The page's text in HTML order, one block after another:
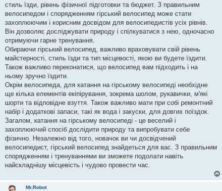
стиль їзди, рівень фізичної підготовки та бюджет. З правильним
велосипедом і спорядженням гірський велосипед може стати
захоплюючим і корисним досвідом для велосипедистів усіх рівнів.
Він дозволяє досліджувати природу і спілкуватися з нею, одночасно
отримуючи гарне тренування.
Обираючи гірський велосипед, важливо враховувати свій рівень
майстерності, стиль їзди та тип місцевості, якою ви будете їздити.
Також важливо переконатися, що велосипед вам підходить і на
ньому зручно їздити.
Окрім велосипеда, для катання на гірському велосипеді необхідне
ще кілька елементів екіпірування, зокрема шолом, рукавички, м'які
шорти та відповідне взуття. Також важливо мати при собі ремонтний
набір і додаткові запаси, такі як вода і закуски, для довгих поїздок.
Загалом, катання на гірському велосипеді - це веселий і
захоплюючий спосіб дослідити природу та випробувати себе
фізично. Незалежно від того, новачок ви чи досвідчений
велосипедист, гірський велосипед знайдеться для вас. З правильним
спорядженням і тренуваннями ви зможете подолати навіть
найскладнішу місцевість і чудово провести час.
Mr.Robot